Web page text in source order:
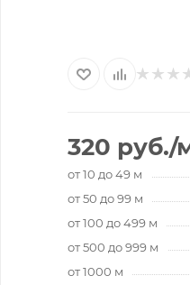
320 руб./
от 10 до 49 м
от 50 до 99 м
от 100 до 499 м
от 500 до 999 м
от 1000 м